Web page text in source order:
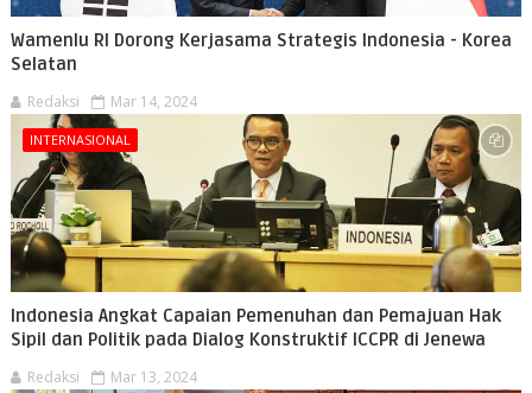
Wamenlu RI Dorong Kerjasama Strategis Indonesia - Korea
Selatan
Redaksi Mar 14, 2024
INTERNASIONAL
Indonesia Angkat Capaian Pemenuhan dan Pemajuan Hak
Sipil dan Politik pada Dialog Konstruktif ICCPR di Jenewa
Redaksi Mar 13, 2024